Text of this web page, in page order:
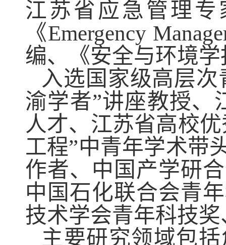
江苏省应急管理
《Emergency
编、《安全与环境
入选国家级高层
渝学者”讲座教授、
人才、江苏省高校
工程”中青年学术带
作者、 中国产学研
中国石化联合会青
技术学会青年科技奖
主要研究领域包